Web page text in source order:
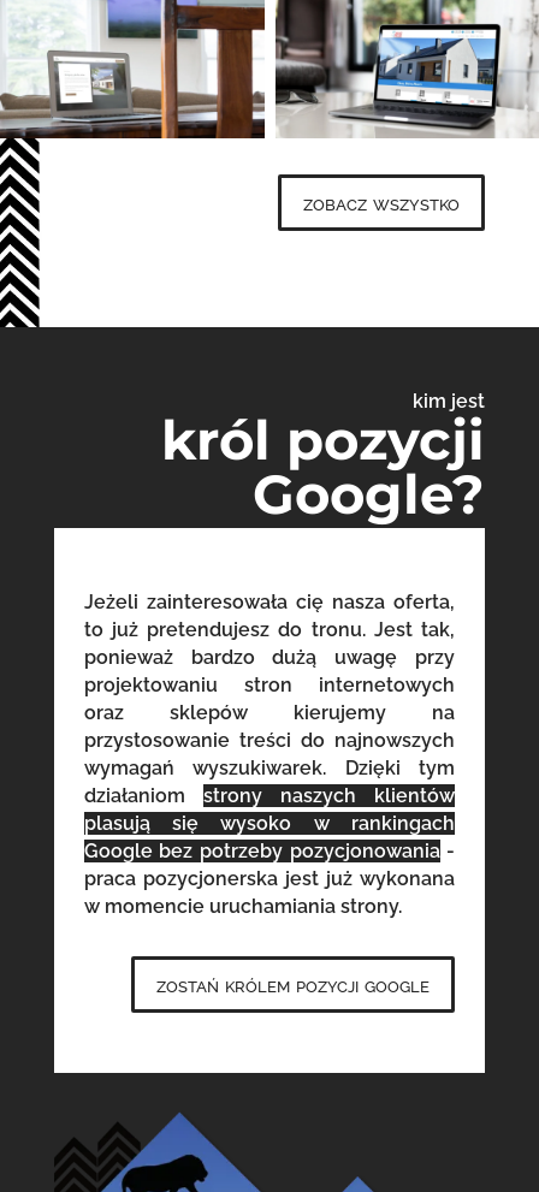
zobacz wszystko
kim jest
król pozycji
Google?
Jeżeli zainteresowała cię nasza oferta,
to już pretendujesz do tronu. Jest tak,
ponieważ bardzo dużą uwagę przy
projektowaniu stron internetowych
oraz sklepów kierujemy na
przystosowanie treści do najnowszych
wymagań wyszukiwarek. Dzięki tym
działaniom strony naszych klientów
plasują się wysoko w rankingach
Google bez potrzeby pozycjonowania-
praca pozycjonerska jest już wykonana
w momencie uruchamiania strony.
zostań królem pozycji google